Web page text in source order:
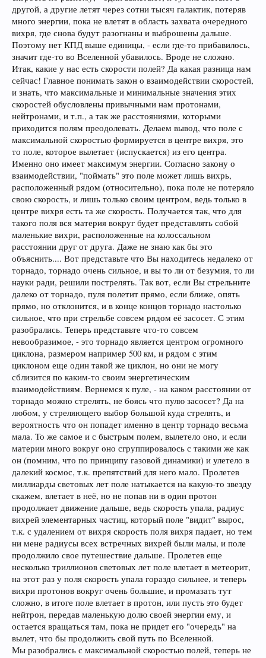
другой, а другие летят через сотни тысяч галактик, потеряв
много энергии, пока не влетят в область захвата очередного
вихря, где снова будут разогнаны и выброшены дальше.
Поэтому нет КПД выше единицы, - если где-то прибавилось,
значит где-то во Вселенной убавилось. Вроде не сложно.
Итак, какие у нас есть скорости полей? Да какая разница нам
сейчас! Главное понимать закон о взаимодействии скоростей,
и знать, что максимальные и минимальные значения этих
скоростей обусловлены привычными нам протонами,
нейтронами, и т.п., а так же расстояниями, которыми
приходится полям преодолевать. Делаем вывод, что поле с
максимальной скоростью формируется в центре вихря, это
то поле, которое вылетает (испускается) из его центра.
Именно оно имеет максимум энергии. Согласно закону о
взаимодействии, "поймать" это поле может лишь вихрь,
расположенный рядом (относительно), пока поле не потеряло
свою скорость, и лишь только своим центром, ведь только в
центре вихря есть та же скорость. Получается так, что для
такого поля вся материя вокруг будет представлять собой
маленькие вихри, расположенные на колоссальном
расстоянии друг от друга. Даже не знаю как бы это
объяснить.... Вот представьте что Вы находитесь недалеко от
торнадо, торнадо очень сильное, и вы то ли от безумия, то ли
науки ради, решили пострелять. Так вот, если Вы стрельните
далеко от торнадо, пуля полетит прямо, если ближе, опять
прямо, но отклонится, и в конце концов торнадо настолько
сильное, что при стрельбе совсем рядом её засосет. С этим
разобрались. Теперь представьте что-то совсем
невообразимое, - это торнадо является центром огромного
циклона, размером например 500 км, и рядом с этим
циклоном еще один такой же циклон, но они не могу
сблизится по каким-то своим энергетическим
взаимодействиям. Вернемся к пуле, - на каком расстоянии от
торнадо можно стрелять, не боясь что пулю засосет? Да на
любом, у стреляющего выбор большой куда стрелять, и
вероятность что он попадет именно в центр торнадо весьма
мала. То же самое и с быстрым полем, вылетело оно, и если
материи много вокруг оно сгруппировалось с такими же как
он (помним, что по принципу газовой динамики) и улетело в
далекий космос, т.к. препятствий для него мало. Пролетев
миллиарды световых лет поле натыкается на какую-то звезду
скажем, влетает в неё, но не попав ни в один протон
продолжает движение дальше, ведь скорость упала, радиус
вихрей элементарных частиц, который поле "видит" вырос,
т.к. с удалением от вихря скорость поля вихря падает, но тем
ни мене радиусы всех встречных вихрей были малы, и поле
продолжило свое путешествие дальше. Пролетев еще
несколько триллионов световых лет поле влетает в метеорит,
на этот раз у поля скорость упала гораздо сильнее, и теперь
вихри протонов вокруг очень большие, и промазать тут
сложно, в итоге поле влетает в протон, или пусть это будет
нейтрон, передав маленькую долю своей энергии ему, и
остается вращаться там, пока не придет его "очередь" на
вылет, что бы продолжить свой путь по Вселенной.
Мы разобрались с максимальной скоростью полей, теперь не